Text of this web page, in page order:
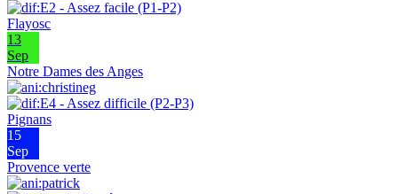
Flayosc
13
Sep
Notre Dames des Anges
Pignans
15
Sep
Provence verte